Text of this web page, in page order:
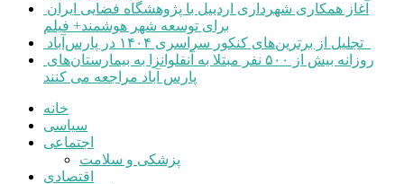
برای توسعه شهر هوشمند+ فیلم
پارس آباد مراجعه می کنند
خانه
سیاسی
اجتماعی
پزشکی و سلامت
اقتصادی